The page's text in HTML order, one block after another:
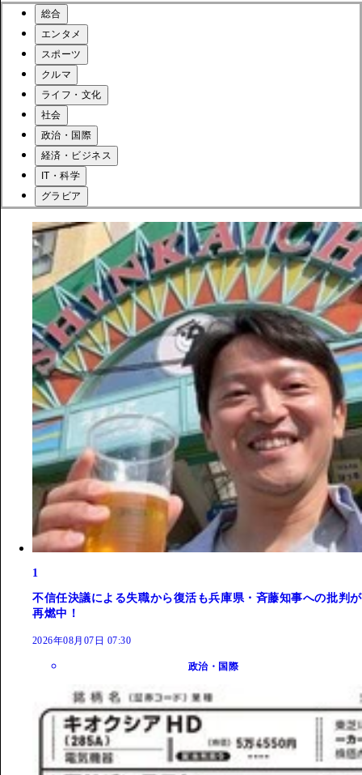
総合
エンタメ
スポーツ
クルマ
ライフ・文化
社会
政治・国際
経済・ビジネス
IT・科学
グラビア
1
不信任決議による失職から復活も兵庫県・斉藤知事への批判が
再燃中！
2026年08月07日 07:30
政治・国際